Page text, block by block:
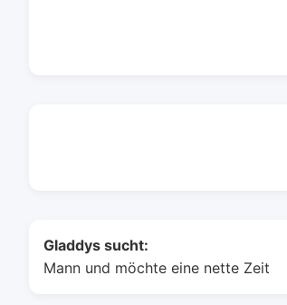
Gladdys sucht:
Mann und möchte eine nette Zeit